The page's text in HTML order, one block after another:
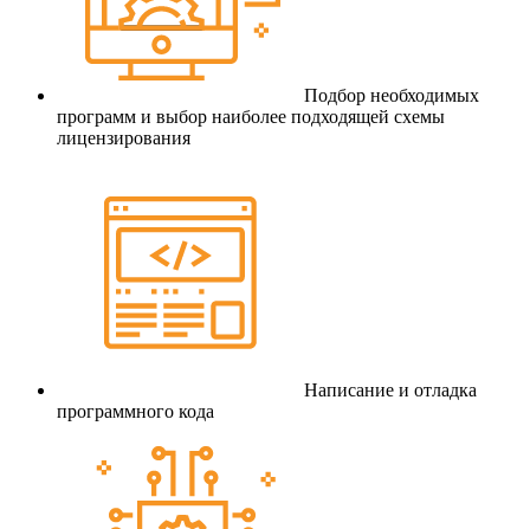
Подбор необходимых
программ и выбор наиболее подходящей схемы
лицензирования
Написание и отладка
программного кода